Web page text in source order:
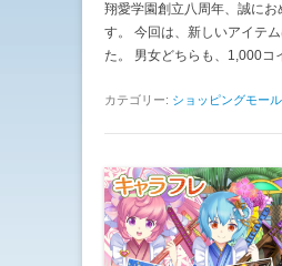
翔愛学園創立八周年、誠にお
す。 今回は、新しいアイテ
た。 男女どちらも、1,000コ
カテゴリー: ショッピングモール